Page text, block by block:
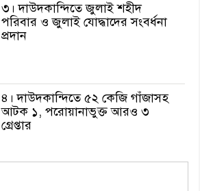
৩। দাউদকান্দিতে জুলাই শহীদ
পরিবার ও জুলাই যোদ্ধাদের সংবর্ধনা
প্রদান
৪। দাউদকান্দিতে ৫২ কেজি গাঁজাসহ
আটক ১, পরোয়ানাভুক্ত আরও ৩
গ্রেপ্তার